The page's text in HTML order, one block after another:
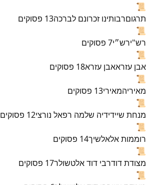
📜
תרגוםרבותינו זכרונם לברכה13 פסוקים
📜
רש"ירש״י7 פסוקים
📜
אבן עזראאבן עזרא18 פסוקים
📜
מאיריהמאירי13 פסוקים
📜
מנחת שיידידיה שלמה רפאל נורצי12 פסוקים
📜
רוממות אלאלשיך14 פסוקים
📜
מצודת דודרבי דוד אלטשולר17 פסוקים
📜